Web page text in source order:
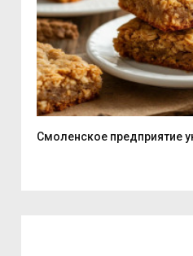
Смоленское предприятие